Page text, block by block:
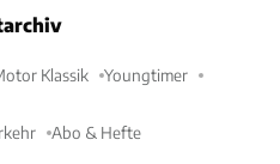
Klassik Youngtimer
Abo & Hefte